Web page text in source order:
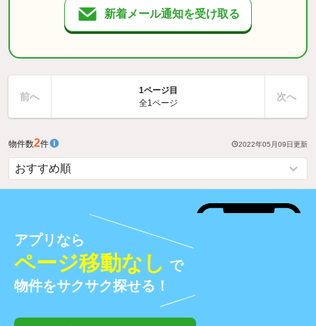
新着メール通知を受け取る
前へ
1ページ目
全1ページ
次へ
物件数2件 2022年05月09日更新
アプリなら
ページ移動なし で
物件をサクサク探せる！